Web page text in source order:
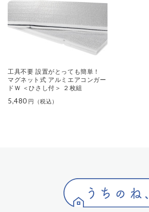
工具不要 設置がとっても簡単！
マグネット式 アルミエアコンガー
ドＷ ＜ひさし付＞ ２枚組
5,480